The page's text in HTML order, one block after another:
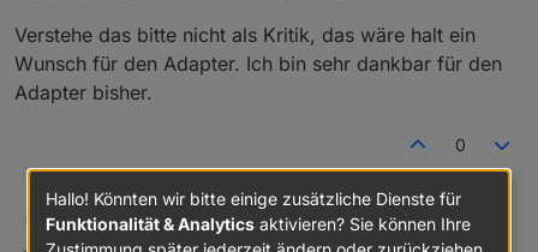
Verstehe das bitte nicht als Kritik, das wäre halt ein
Wunsch für den Adapter. Ich bin sehr dankbar für den
Adapter bisher.
0
DennisMengerMoin. Das hört sich schon mal gut an mit dem
Datenpunkt. Vielen Dank dafür.
Hallo! Könnten wir bitte einige zusätzliche Dienste für
Funktionalität & Analytics aktivieren? Sie können Ihre